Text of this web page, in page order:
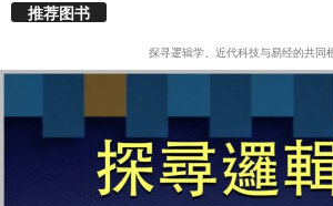
推荐图书
探寻逻辑学、近代科技与易经的共同